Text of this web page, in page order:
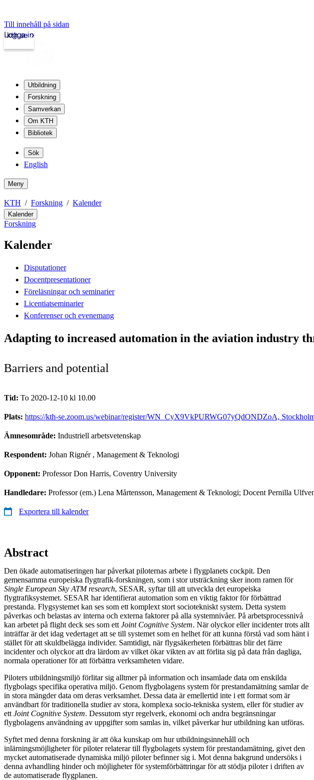
Till innehåll på sidan
kth.se
Logga in
Utbildning
Forskning
Samverkan
Om KTH
Bibliotek
Sök
English
Meny
KTH Forskning Kalender
Kalender
Forskning
Kalender
Disputationer
Docentpresentationer
Föreläsningar och seminarier
Licentiatseminarier
Konferenser och evenemang
Adapting to increased automation in the aviation industry
Barriers and potential
Tid: To 2020-12-10 kl 10.00
Plats: https://kth-se.zoom.us/webinar/register/WN_CyX9VkPURWG07yQdONDZoA,
Ämnesområde: Industriell arbetsvetenskap
Respondent: Johan Rignér, Management & Teknologi
Opponent: Professor Don Harris, Coventry University
Handledare: Professor (em.) Lena Mårtensson, Management & Teknologi; Docent Pernilla
Exportera till kalender
Abstract
Den ökade automatiseringen har påverkat piloternas arbete i flygplanets cockpit. Den
gemensamma europeiska flygtrafik-forskningen, som i stor utsträckning sker inom ramen för
Single European Sky ATM research, SESAR, syftar till att utveckla det europeiska
flygtrafiksystemet. SESAR har identifierat automation som en viktig faktor för förbättrad
prestanda. Flygsystemet kan ses som ett komplext stort sociotekniskt system. Detta system
påverkas och belastas av interna och externa faktorer på alla systemnivåer. På arbetsprocessnivå
kan arbetet på flight deck ses som ett Joint Cognitive System. När olyckor eller incidenter trots allt
inträffar är det idag vedertaget att se till systemet som en helhet för att kunna förstå vad som hänt i
stället för att skuldbelägga individer. Samtidigt, när flygsäkerheten förbättras blir det färre
incidenter och olyckor att dra lärdom av vilket ökar vikten av att förlita sig på data från dagliga,
normala operationer för att förbättra verksamheten vidare.
Piloters utbildningsmiljö förlitar sig alltmer på information och insamlade data om enskilda
flygbolags specifika operativa miljö. Genom flygbolagens system för prestandamätning samlar de
in stora mängder data om deras verksamhet. Dessa data är emellertid inte i ett format som är
användbart för traditionella studier av stora, komplexa socio-tekniska system, eller för studier av
ett Joint Cognitive System. Dessutom styr regelverk, ekonomi och andra begränsningar
flygbolagens användning av uppgifter som samlas in, vilket påverkar hur utbildning kan utföras.
Syftet med denna forskning är att öka kunskap om hur utbildningsinnehåll och
inlärningsmöjligheter för piloter relaterar till flygbolagets system för prestandamätning, givet den
mycket automatiserade dynamiska miljö piloter befinner sig i. Mot denna bakgrund undersöks i
denna avhandling hinder och möjligheter för systemförbättringar för att stödja piloter i driften av
de automatiserade flygplanen.